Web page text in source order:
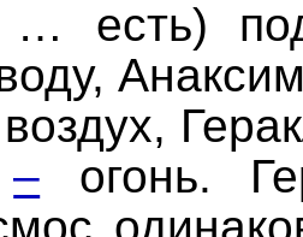
есть)
воздух,
– огонь.